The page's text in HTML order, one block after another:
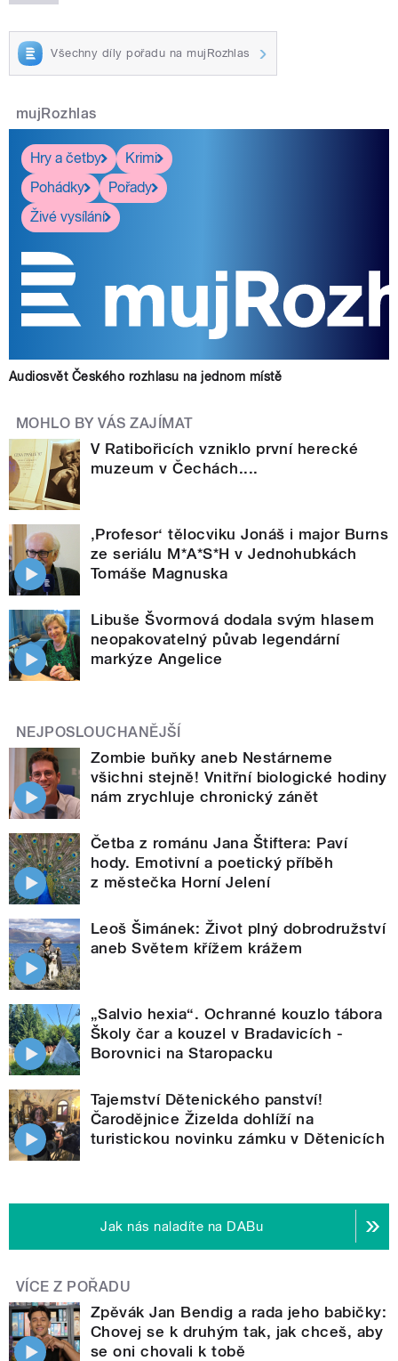
Všechny díly pořadu na mujRozhlas
mujRozhlas
Hry a četby
Krimi
Pohádky
Pořady
Živé vysílání
Audiosvět Českého rozhlasu na jednom místě
MOHLO BY VÁS ZAJÍMAT
V Ratibořicích vzniklo první herecké
muzeum v Čechách....
‚Profesor‘ tělocviku Jonáš i major Burns
ze seriálu M*A*S*H v Jednohubkách
Tomáše Magnuska
Libuše Švormová dodala svým hlasem
neopakovatelný půvab legendární
markýze Angelice
NEJPOSLOUCHANĚJŠÍ
Zombie buňky aneb Nestárneme
všichni stejně! Vnitřní biologické hodiny
nám zrychluje chronický zánět
Četba z románu Jana Štiftera: Paví
hody. Emotivní a poetický příběh
z městečka Horní Jelení
Leoš Šimánek: Život plný dobrodružství
aneb Světem křížem krážem
„Salvio hexia“. Ochranné kouzlo tábora
Školy čar a kouzel v Bradavicích -
Borovnici na Staropacku
Tajemství Dětenického panství!
Čarodějnice Žizelda dohlíží na
turistickou novinku zámku v Dětenicích
Jak nás naladíte na DABu
VÍCE Z POŘADU
Zpěvák Jan Bendig a rada jeho babičky:
Chovej se k druhým tak, jak chceš, aby
se oni chovali k tobě